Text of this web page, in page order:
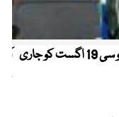
کیریبین پریمیئر لیگ ، قومی کرکٹرز کو این او سی 19 اگست کو جاری